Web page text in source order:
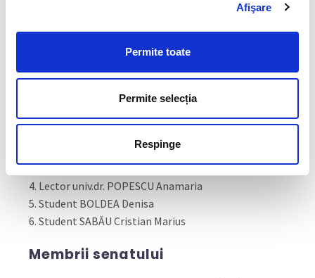
Afişare
Permite toate
Permite selecția
Respinge
1. Șef lucr.dr.ing. NICOLA Aurelian – președinte
2. Conf.univ.dr. DUMBRAVĂ Gabriela
3. Prof.univ.dr.ing. GOLDAN Tudor
E. Comisia pentru probleme studențești
2. Lector univ.dr. COSTA Cristian
3. Conf.univ.dr.ing. FILIP Larisa
4. Lector univ.dr. POPESCU Anamaria
5. Student BOLDEA Denisa
6. Student SABĂU Cristian Marius
Membrii senatului